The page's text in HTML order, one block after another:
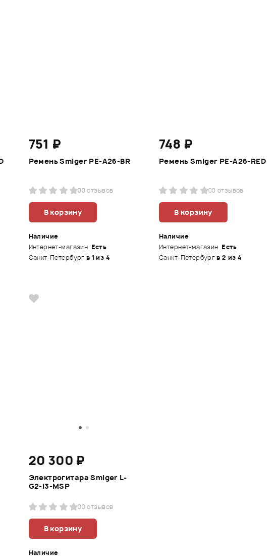
751 ₽
Ремень Smiger PE-A26-BR
00 отзывов
В корзину
Наличие
Интернет-магазин Есть
Санкт-Петербург в 1 из 4
748 ₽
Ремень Smiger PE-A26-RED
00 отзывов
В корзину
Наличие
Интернет-магазин Есть
Санкт-Петербургв 2 из 4
20 300 ₽
Электрогитара Smiger L-
G2-i3-MSP
00 отзывов
В корзину
Наличие